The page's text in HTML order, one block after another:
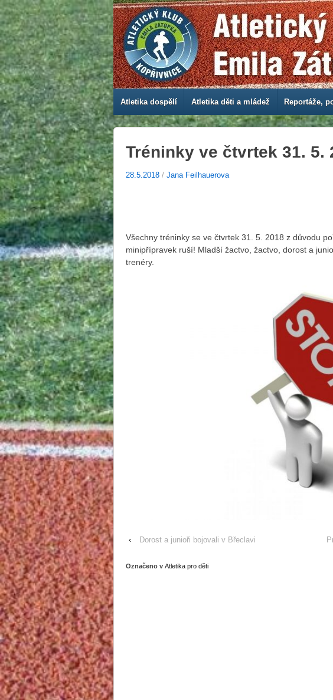
Atletika dospělí Atletika děti a mládež Reportáže,
Tréninky ve čtvrtek 31. 5.
28.5.2018 / Jana Feilhauerova
Všechny tréninky se ve čtvrtek 31. 5. 2018 z důvodu
minipřípravek ruší! Mladší žactvo, žactvo, dorost a
trenéry.
‹ Dorost a junioři bojovali v Břeclavi
Označeno v Atletika pro děti